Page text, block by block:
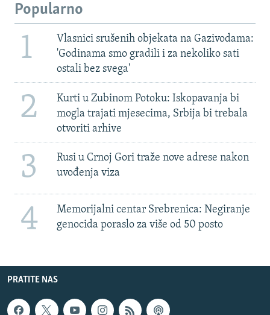
Popularno
1
Vlasnici srušenih objekata na Gazivodama:
'Godinama smo gradili i za nekoliko sati
ostali bez svega'
2
Kurti u Zubinom Potoku: Iskopavanja bi
mogla trajati mjesecima, Srbija bi trebala
otvoriti arhive
3
Rusi u Crnoj Gori traže nove adrese nakon
uvođenja viza
4
Memorijalni centar Srebrenica: Negiranje
genocida poraslo za više od 50 posto
PRATITE NAS